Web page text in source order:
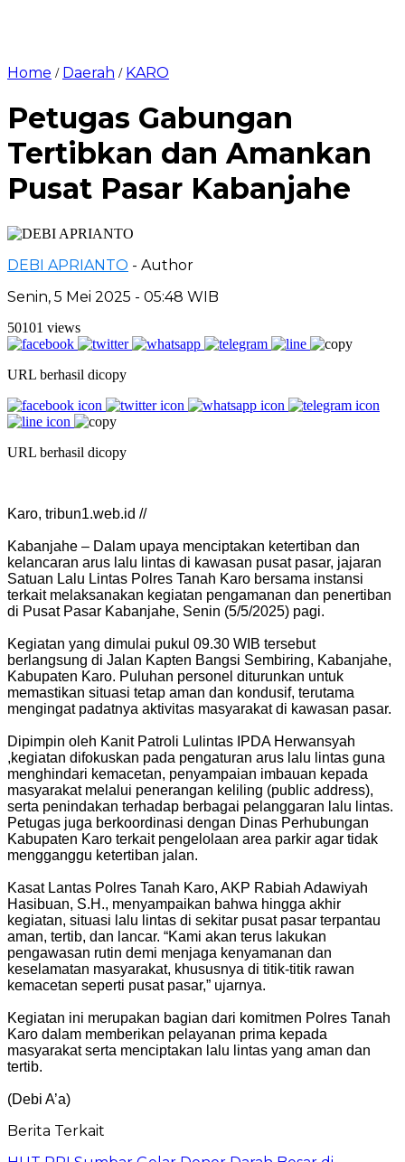
Home / Daerah / KARO
Petugas Gabungan
Tertibkan dan Amankan
Pusat Pasar Kabanjahe
DEBI APRIANTO - Author
Senin, 5 Mei 2025 - 05:48 WIB
50101 views
URL berhasil dicopy
URL berhasil dicopy
Karo, tribun1.web.id //
Kabanjahe – Dalam upaya menciptakan ketertiban dan
kelancaran arus lalu lintas di kawasan pusat pasar, jajaran
Satuan Lalu Lintas Polres Tanah Karo bersama instansi
terkait melaksanakan kegiatan pengamanan dan penertiban
di Pusat Pasar Kabanjahe, Senin (5/5/2025) pagi.
Kegiatan yang dimulai pukul 09.30 WIB tersebut
berlangsung di Jalan Kapten Bangsi Sembiring, Kabanjahe,
Kabupaten Karo. Puluhan personel diturunkan untuk
memastikan situasi tetap aman dan kondusif, terutama
mengingat padatnya aktivitas masyarakat di kawasan pasar.
Dipimpin oleh Kanit Patroli Lulintas IPDA Herwansyah
,kegiatan difokuskan pada pengaturan arus lalu lintas guna
menghindari kemacetan, penyampaian imbauan kepada
masyarakat melalui penerangan keliling (public address),
serta penindakan terhadap berbagai pelanggaran lalu lintas.
Petugas juga berkoordinasi dengan Dinas Perhubungan
Kabupaten Karo terkait pengelolaan area parkir agar tidak
mengganggu ketertiban jalan.
Kasat Lantas Polres Tanah Karo, AKP Rabiah Adawiyah
Hasibuan, S.H., menyampaikan bahwa hingga akhir
kegiatan, situasi lalu lintas di sekitar pusat pasar terpantau
aman, tertib, dan lancar. “Kami akan terus lakukan
pengawasan rutin demi menjaga kenyamanan dan
keselamatan masyarakat, khususnya di titik-titik rawan
kemacetan seperti pusat pasar,” ujarnya.
Kegiatan ini merupakan bagian dari komitmen Polres Tanah
Karo dalam memberikan pelayanan prima kepada
masyarakat serta menciptakan lalu lintas yang aman dan
tertib.
(Debi A’a)
Berita Terkait